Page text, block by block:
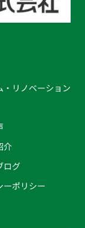
・リノベーション
介
ログ
ーポリシー